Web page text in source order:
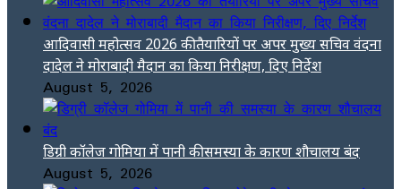
आदिवासी महोत्सव 2026 की तैयारियों पर अपर मुख्य सचिव वंदना
दादेल ने मोराबादी मैदान का किया निरीक्षण, दिए निर्देश
August 5, 2026
डिग्री कॉलेज गोमिया में पानी की समस्या के कारण शौचालय बंद
August 5, 2026